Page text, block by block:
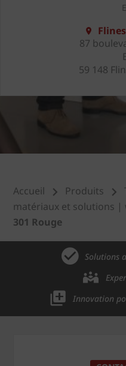
87
59 148
Accueil Produits
matériaux et solutions |
301 Rouge
Solutions
Innovation